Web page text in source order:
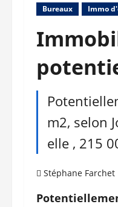
Bureaux Immo
m2, selon
elle , 215
Stéphane Farchet